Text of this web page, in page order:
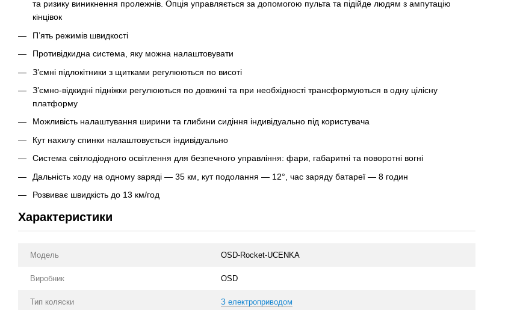
та ризику виникнення пролежнів. Опція управляється за допомогою пульта та підійде людям з ампутацію
кінцівок
П’ять режимів швидкості
Противідкидна система, яку можна налаштовувати
З’ємні підлокітники з щитками регулюються по висоті
З’ємно-відкидні підніжки регулюються по довжині та при необхідності трансформуються в одну цілісну
платформу
Можливість налаштування ширини та глибини сидіння індивідуально під користувача
Кут нахилу спинки налаштовується індивідуально
Система світлодіодного освітлення для безпечного управління: фари, габаритні та поворотні вогні
Дальність ходу на одному заряді — 35 км, кут подолання — 12°, час заряду батареї — 8 годин
Розвиває швидкість до 13 км/год
Характеристики
Модель OSD-Rocket-UCENKA
Виробник OSD
Тип коляски З електроприводом